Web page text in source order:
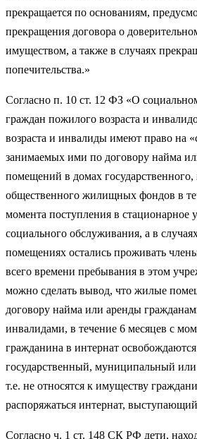
прекращается по основаниям,
прекращения договора о
имуществом, а также в случаях
попечительства.»
Согласно п. 10 ст. 12 ФЗ «О
граждан пожилого возраста и
возраста и инвалиды имеют право на
занимаемых ими по договору найма
помещений в домах
общественного жилищных фондов в
момента поступления в стационарное
социального обслуживания, а в
помещениях остались проживать
всего времени пребывания в этом
можно сделать вывод, что жилые
договору найма или аренды
инвалидами, в течение 6 месяцев с
гражданина в интернат
государственный, муниципальный
т.е. не относятся к имуществу
распоряжаться интернат,
Согласно ч. 1 ст. 148 СК РФ дети,